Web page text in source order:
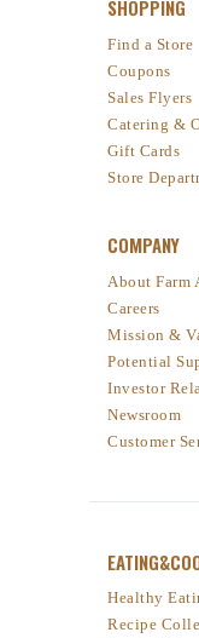
SHOPPING
Find a Store
Coupons
Sales Flyers
Catering &
Gift Cards
Store
COMPANY
About Farm
Careers
Mission &
Potential
Investor
Newsroom
Customer
Healthy
Recipe